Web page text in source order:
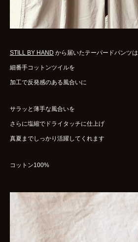
GOODS
shop
Instagram
STILL BY HAND から届いたテーパードパンツは
細番手コットンツイルを
加工で反発感のある風合いに
サラッと薄手な風合いを
さらに塩縮でドライタッチに仕上げ
真夏までしっかり活躍してくれます
コットン100%